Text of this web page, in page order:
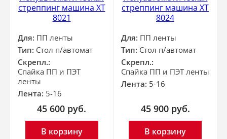
стреппинг машина XT
8021
Для: ПП ленты
Тип: Стол п/автомат
Скрепл.:
Спайка ПП и ПЭТ
ленты
Лента: 5-16
45 600 руб.
В корзину
стреппинг машина XT
8024
Для: ПП ленты
Тип: Стол п/автомат
Скрепл.:
Спайка ПП и ПЭТ ленты
Лента: 5-16
45 900 руб.
В корзину